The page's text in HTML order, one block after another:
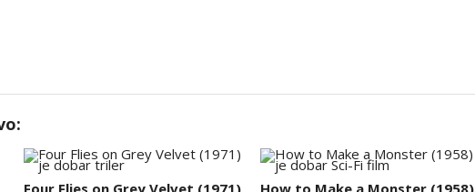
Four Flies on Grey Velvet (1971) How to Make a Monster (1958)